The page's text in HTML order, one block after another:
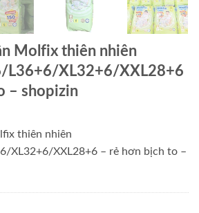
Molfix thiên nhiên
L36+6/XL32+6/XXL28+6
– shopizin
thiên nhiên
XL32+6/XXL28+6 – rẻ hơn bịch to –